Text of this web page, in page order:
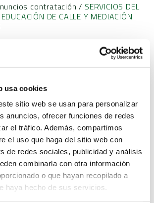
usa cookies
sitio web se usan para personalizar
anuncios, ofrecer funciones de redes
el tráfico. Además, compartimos
el uso que haga del sitio web con
de redes sociales, publicidad y análisis
combinarla con otra información
o que hayan recopilado a
haya hecho de sus servicios.
contratación / SERVICIOS DEL
DE CALLE Y MEDIACIÓN
DEL
DE
DE CALLE Y
DE
SERVICIOS DEL